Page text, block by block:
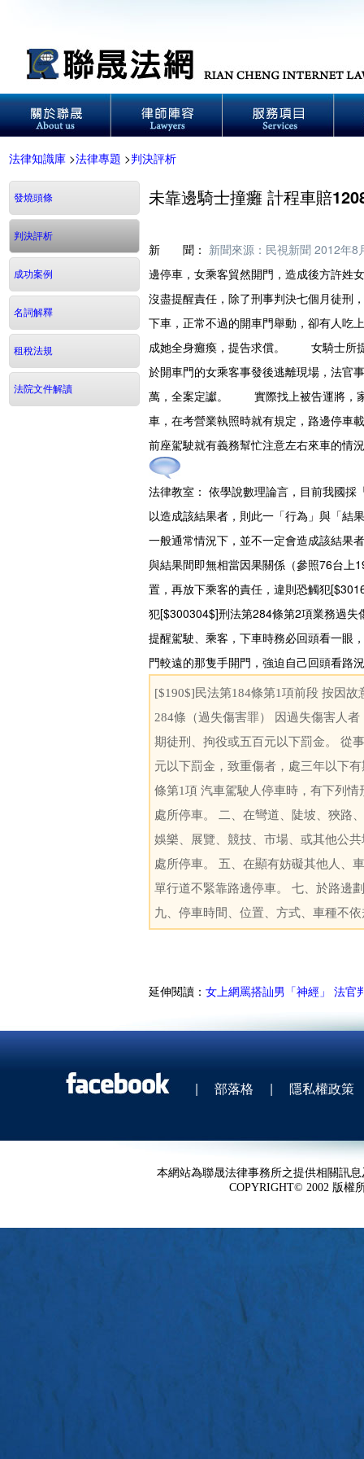
法律知識庫 >法律專題 >判決評析
發燒頭條
判決評析
成功案例
名詞解釋
租稅法規
法院文件解讀
未靠邊騎士撞癱 計程車賠
新 聞： 新聞來源：民視新聞 2012年8
邊停車，女乘客貿然開門，造成後方許姓
沒盡提醒責任，除了刑事判決七個月徒
下車，正常不過的開車門舉動，卻有人吃
成她全身癱瘓，提告求償。 女騎士所提
於開車門的女乘客事發後逃離現場，法官
萬，全案定讞。 實際找上被告運將，家
車，在考營業執照時就有規定，路邊停車
前座駕駛就有義務幫忙注意左右來車的情
法律教室： 依學說數理論言，目前我國採
以造成該結果者，則此一「行為」與「結
一般通常情況下，並不一定會造成該結果
與結果間即無相當因果關係（參照76台上
置，再放下乘客的責任，違則恐觸犯
犯[$300304$]刑法第284條第2項業務過
提醒駕駛、乘客，下車時務必回頭看一眼
門較遠的那隻手開門，強迫自己回頭看路
[$190$]民法第184條第1項前段 按因
284條（過失傷害罪） 因過失傷害人
期徒刑、拘役或五百元以下罰金。 從
元以下罰金，致重傷者，處三年以下
條第1項 汽車駕駛人停車時，有下列
處所停車。 二、在彎道、陡坡、狹路
娛樂、展覽、競技、市場、或其他
處所停車。 五、在顯有妨礙其他人、
單行道不緊靠路邊停車。 七、於路邊
九、停車時間、位置、方式、車種不
延伸閱讀： 女上網罵搭訕男「神經」 法官
| 部落格 | 隱私權政策
本網站為聯晟法律事務所之提供相關訊
COPYRIGHT© 2002 版權